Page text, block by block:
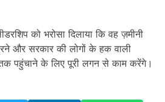
को भरोसा दिलाया कि वह ज़मीनी
और सरकार की लोगों के हक वाली
पहुंचाने के लिए पूरी लगन से काम करेंगे।